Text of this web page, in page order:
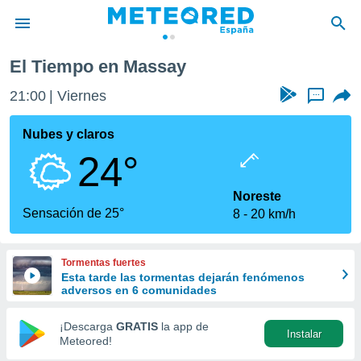
de
por
que se
calidad.
a este
las
y
forma
digital
basada
El Tiempo en Massay
21:00 Viernes ...
Nubes y claros
24°
Sensación de 25°
Noreste
8
20 km/h
Tormentas fuertes
Esta tarde las tormentas dejarán fenómenos
adversos en 6 comunidades
¡Descarga GRATIS la app de
Meteored!
Instalar